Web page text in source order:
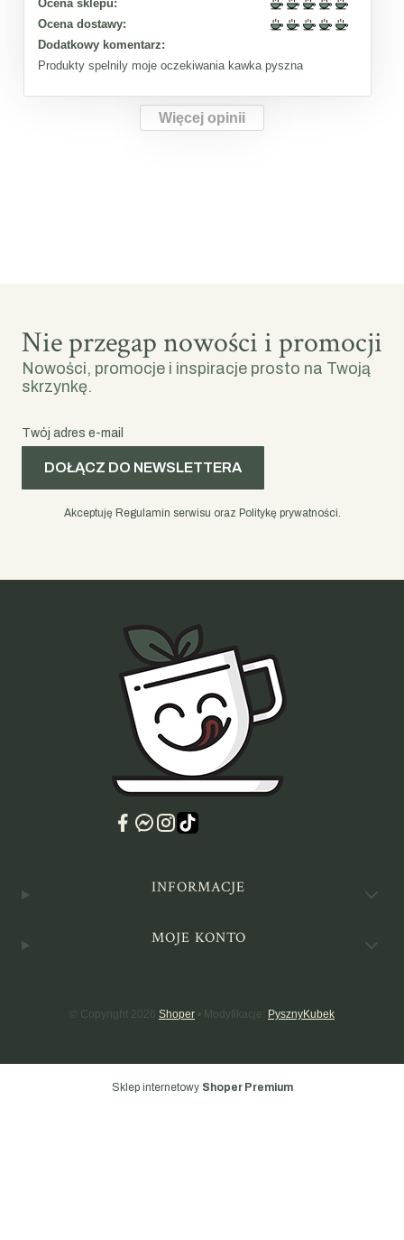
Ocena sklepu:
Ocena dostawy:
Dodatkowy komentarz:
Produkty spelnily moje oczekiwania kawka pyszna
Więcej opinii
Nie przegap nowości i promocji
Nowości, promocje i inspiracje prosto na Twoją
skrzynkę.
Twój adres e-mail
DOŁĄCZ DO NEWSLETTERA
Akceptuję Regulamin serwisu oraz Politykę prywatności.
Linki w stopceINFORMACJE
MOJE KONTO
© Copyright 2026 Shoper • Modyfikacje: PysznyKubek
Sklep internetowy Shoper Premium